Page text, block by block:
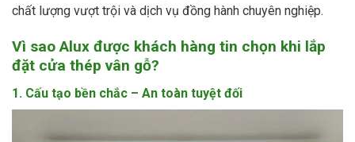
chất lượng vượt trội và dịch vụ đồng hành chuyên nghiệp.
Vì sao Alux được khách hàng tin chọn khi lắp
đặt cửa thép vân gỗ?
1. Cấu tạo bền chắc – An toàn tuyệt đối